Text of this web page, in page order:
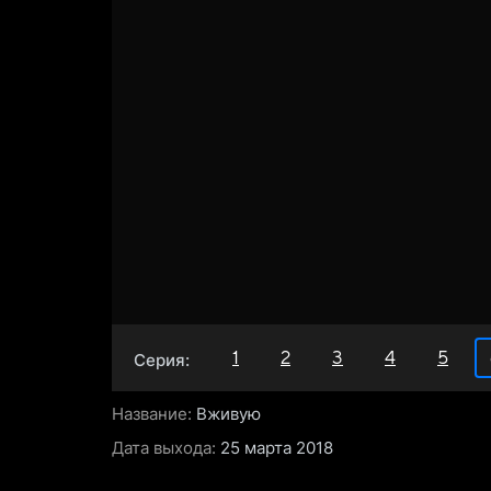
Серия: 1 2 3 4 5
Название: Вживую
Дата выхода: 25 марта 2018